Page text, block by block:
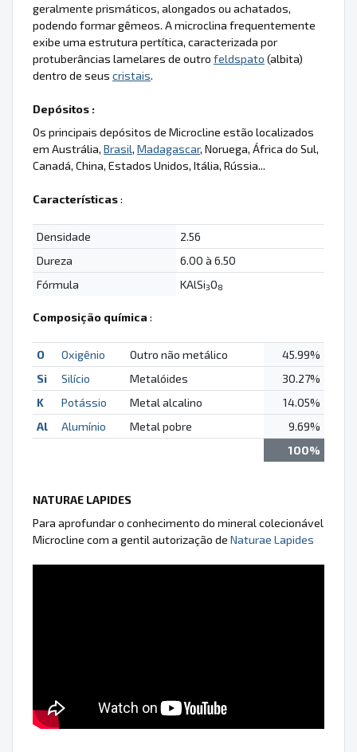
geralmente prismáticos, alongados ou achatados,
podendo formar gêmeos. A microclina frequentemente
exibe uma estrutura pertítica, caracterizada por
protuberâncias lamelares de outro feldspato (albita)
dentro de seus cristais.
Depósitos :
Os principais depósitos de Microcline estão localizados
em Austrália, Brasil, Madagascar, Noruega, África do Sul,
Canadá, China, Estados Unidos, Itália, Rússia...
Características:
Densidade
2.56
Dureza
6.00 à 6.50
Fórmula
KAlSi3O8
Composição química :
O Oxigênio Outro não metálico
45.99%
Si
Silício Metalóides
30.27%
K
Potássio Metal alcalino
14.05%
Al
Alumínio Metal pobre
9.69%
100%
NATURAE LAPIDES
Para aprofundar o conhecimento do mineral colecionável
Microcline com a gentil autorização de Naturae Lapides